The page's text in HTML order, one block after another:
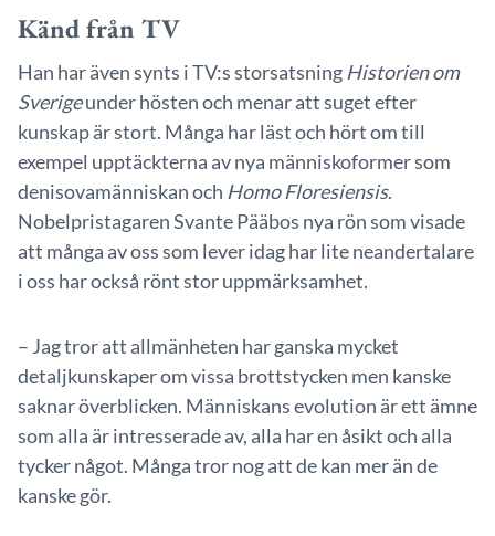
Känd från TV
Han har även synts i TV:s storsatsning Historien om
Sverigeunder hösten och menar att suget efter
kunskap är stort. Många har läst och hört om till
exempel upptäckterna av nya människoformer som
denisovamänniskan och Homo Floresiensis.
Nobelpristagaren Svante Pääbos nya rön som visade
att många av oss som lever idag har lite neandertalare
i oss har också rönt stor uppmärksamhet.
– Jag tror att allmänheten har ganska mycket
detaljkunskaper om vissa brottstycken men kanske
saknar överblicken. Människans evolution är ett ämne
som alla är intresserade av, alla har en åsikt och alla
tycker något. Många tror nog att de kan mer än de
kanske gör.